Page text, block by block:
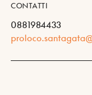
CONTATTI
0881984433